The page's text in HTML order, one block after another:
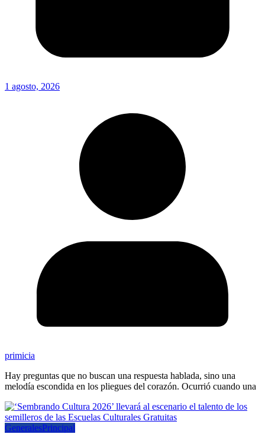
1 agosto, 2026
primicia
Hay preguntas que no buscan una respuesta hablada, sino una
melodía escondida en los pliegues del corazón. Ocurrió cuando una
GeneralesPrincipal